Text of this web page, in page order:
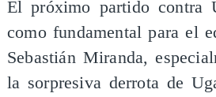
El próximo partido contra
como fundamental para el
Sebastián Miranda,
la sorpresiva derrota de